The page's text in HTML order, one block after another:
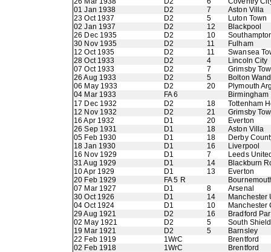
01 Jan 1938
D2 7
Aston Villa
23 Oct 1937
D2 5
Luton Town
02 Jan 1937
D2 12
Blackpool
26 Dec 1935
D2 10
30 Nov 1935
D2 11
Fulham
12 Oct 1935
D2 11
Swansea
28 Oct 1933
D2 4
Lincoln City
07 Oct 1933
D2 7
Grimsby
26 Aug 1933
D2 5
Bolton
06 May 1933
D2 20
Plymouth
04 Mar 1933
FA 6
Birmingham
17 Dec 1932
D2 18
Tottenham
12 Nov 1932
D2 21
Grimsby
16 Apr 1932
D1 20
Everton
26 Sep 1931
D1 18
Aston Villa
05 Feb 1930
D1 18
Derby
18 Jan 1930
D1 16
Liverpool
16 Nov 1929
D1 7
Leeds
31 Aug 1929
D1 14
Blackburn
10 Apr 1929
D1 13
Everton
20 Feb 1929
FA 5 R
07 Mar 1927
D1 8
Arsenal
30 Oct 1926
D1 14
Manchester
04 Oct 1924
D1 10
Manchester
29 Aug 1921
D2 16
Bradford
02 May 1921
D2 5
South
19 Mar 1921
D2 5
Barnsley
22 Feb 1919
1WrC
Brentford
02 Feb 1918
1WrC
Brentford